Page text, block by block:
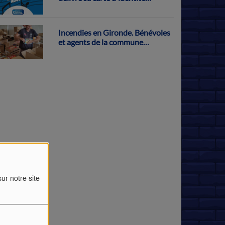
notre site
Incendies en Gironde. Bénévoles
et agents de la commune